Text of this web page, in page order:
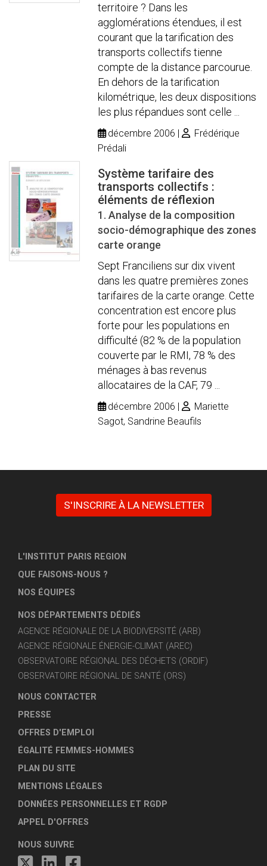
territoire ? Dans les
agglomérations étendues, il est
courant que la tarification des
transports collectifs tienne
compte de la distance parcourue.
En dehors de la tarification
kilométrique, les deux dispositions
les plus répandues sont celle ...
décembre 2006
Frédérique
Prédali
Système tarifaire des
transports collectifs :
éléments de réflexion
1. Analyse de la composition
socio-démographique des zones
carte orange
Sept Franciliens sur dix vivent
dans les quatre premières zones
tarifaires de la carte orange. Cette
concentration est encore plus
forte pour les populations en
difficulté (82 % de la population
couverte par le RMI, 78 % des
ménages à bas revenus
allocataires de la CAF, 79 ...
décembre 2006
Mariette
Sagot, Sandrine Beaufils
S'INSCRIRE À LA NEWSLETTER
L'INSTITUT PARIS REGION
QUE FAISONS-NOUS ?
NOS ÉQUIPES
NOS DÉPARTEMENTS DÉDIÉS
AGENCE RÉGIONALE DE LA BIODIVERSITÉ (ARB)
AGENCE RÉGIONALE ÉNERGIE-CLIMAT (AREC)
OBSERVATOIRE RÉGIONAL DES DÉCHETS (ORDIF)
OBSERVATOIRE RÉGIONAL DE SANTÉ (ORS)
NOUS CONTACTER
PRESSE
OFFRES D'EMPLOI
ÉGALITÉ FEMMES-HOMMES
PLAN DU SITE
MENTIONS LÉGALES
DONNÉES PERSONNELLES ET RGDP
APPEL D'OFFRES
NOUS SUIVRE